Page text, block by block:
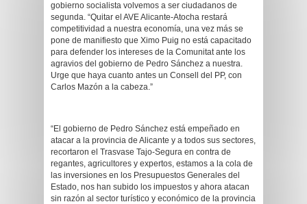
gobierno socialista volvemos a ser ciudadanos de
segunda. “Quitar el AVE Alicante-Atocha restará
competitividad a nuestra economía, una vez más se
pone de manifiesto que Ximo Puig no está capacitado
para defender los intereses de la Comunitat ante los
agravios del gobierno de Pedro Sánchez a nuestra.
Urge que haya cuanto antes un Consell del PP, con
Carlos Mazón a la cabeza.”
“El gobierno de Pedro Sánchez está empeñado en
atacar a la provincia de Alicante y a todos sus sectores,
recortaron el Trasvase Tajo-Segura en contra de
regantes, agricultores y expertos, estamos a la cola de
las inversiones en los Presupuestos Generales del
Estado, nos han subido los impuestos y ahora atacan
sin razón al sector turístico y económico de la provincia